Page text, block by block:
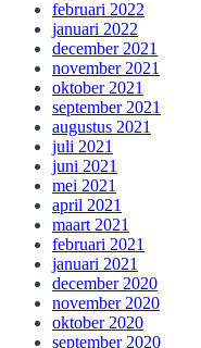
februari 2022
januari 2022
december 2021
november 2021
oktober 2021
september 2021
augustus 2021
juli 2021
juni 2021
mei 2021
april 2021
maart 2021
februari 2021
januari 2021
december 2020
november 2020
oktober 2020
september 2020